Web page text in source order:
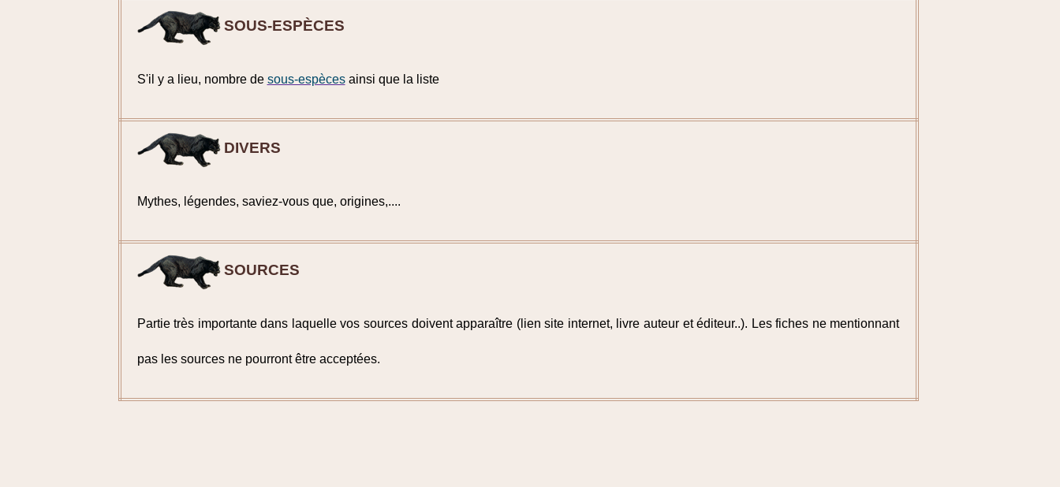
SOUS-ESPÈCES
S'il y a lieu, nombre de sous-espècesainsi que la liste
DIVERS
Mythes, légendes, saviez-vous que, origines,....
SOURCES
Partie très importante dans laquelle vos sources doivent apparaître (lien site internet, livre auteur et éditeur..). Les fiches ne mentionnant
pas les sources ne pourront être acceptées.